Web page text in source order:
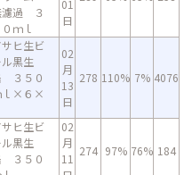
濾過 ３
０ｍｌ
01
日
ヒ生ビ
ル黒生
３５０
ｌ×６×
02
月
13
日
278 110% 7% 4076
ヒ生ビ
ル黒生
３５０
02
月
11
274 97% 76% 184